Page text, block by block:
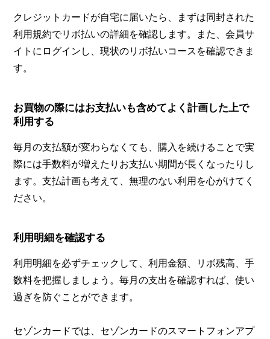
クレジットカードが自宅に届いたら、まずは同封された
利用規約でリボ払いの詳細を確認します。また、会員サ
イトにログインし、現状のリボ払いコースを確認できま
す。
お買物の際にはお支払いも含めてよく計画した上で
利用する
毎月の支払額が変わらなくても、購入を続けることで実
際には手数料が増えたりお支払い期間が長くなったりし
ます。支払計画も考えて、無理のない利用を心がけてく
ださい。
利用明細を確認する
利用明細を必ずチェックして、利用金額、リボ残高、手
数料を把握しましょう。毎月の支出を確認すれば、使い
過ぎを防ぐことができます。
セゾンカードでは、セゾンカードのスマートフォンアプ